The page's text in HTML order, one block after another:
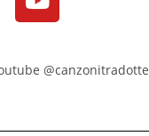
@canzonitradotte